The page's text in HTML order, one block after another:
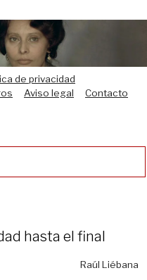
de privacidad
Aviso legal Contacto
hasta el final
Raúl Liébana